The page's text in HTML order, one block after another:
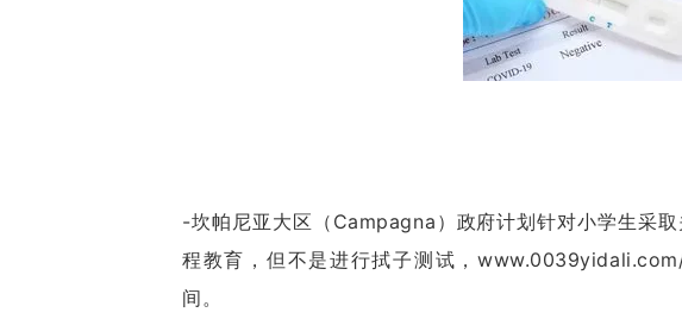
-坎帕尼亚大区（Campagna）政府计划针对小学生采
程教育，但不是进行拭子测试，
间。